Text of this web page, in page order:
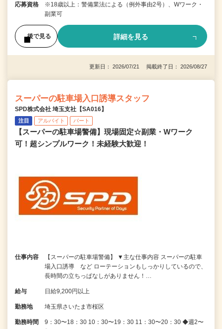
応募資格
※18歳以上：警備業法による（例外事由2号）、Wワーク・
副業可
後で見る 詳細を見る
更新日： 2026/07/21 掲載終了日： 2026/08/27
スーパーの駐車場入口誘導スタッフ
SPD株式会社 埼玉支社【SA016】
注目 アルバイト パート
【スーパーの駐車場警備】現場固定☆副業・Wワーク
可！超シンプルワーク！未経験大歓迎！
仕事内容
【スーパーの駐車場警備】 ▼主な仕事内容 スーパーの駐車
場入口誘導 など ローテーションもしっかりしているので、
長時間の立ちっぱなしがありません！…
給与 日給9,200円以上
勤務地 埼玉県さいたま市桜区
勤務時間
9：30〜18：30 10：30〜19：30 11：30〜20：30 ◆週2〜